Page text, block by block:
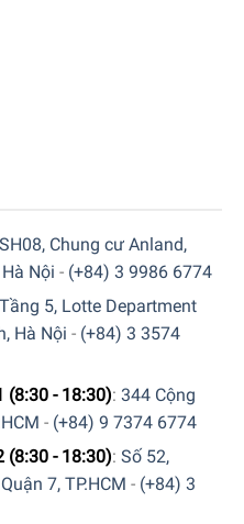
của quạt Rowenta
In 1 đảm bảo hệ thống sưởi
tục, mạnh mẽ chỉ ở mức
hoặc 45 db (a) ở mức
SH08, Chung cư Anland,
Nội - (+84) 3 9986 6774
Tầng 5, Lotte Department
Hà Nội - (+84) 3 3574
(8:30 - 18:30): 344 Cộng
- (+84) 9 7374 6774
(8:30 - 18:30): Số 52,
7, TP.HCM - (+84) 3